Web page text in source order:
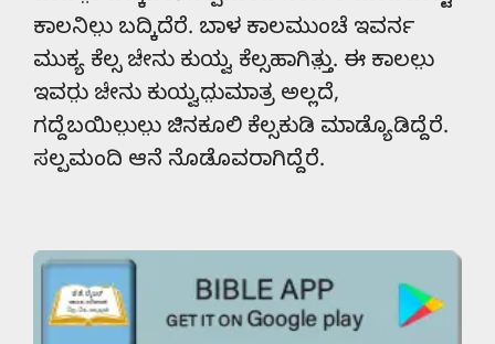
ಕಾಲನಿಲು಼ ಬದ್ಕಿದೆರೆ. ಬಾಳ ಕಾಲಮುಂಚೆ ಇವರ್ನ
ಮುಕ್ಯ ಕೆಲ್ಸ ಜೇನು ಕುಯ್ವ ಕೆಲ್ಸಹಾಗಿತ್ತು಼. ಈ ಕಾಲಲು಼
ಇವರು಼ ಜೇನು ಕುಯ್ವದು಼ಮಾತ್ರ ಅಲ್ಲದೆ,
ಗದ್ದೆಬಯಿಲು಼ಲು಼ ಜಿನಕೂಲಿ ಕೆಲ್ಸಕುಡಿ ಮಾಡ್ಯೊಡಿದ್ದೆರೆ.
ಸಲ್ಪಮಂದಿ ಆನೆ ನೊಡೊವರಾಗಿದ್ದೆರೆ.